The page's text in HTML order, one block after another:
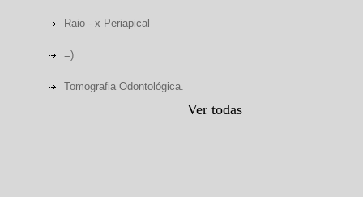
Raio - x Periapical
=)
Tomografia Odontológica.
Ver todas